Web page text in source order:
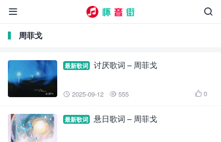


周菲戈
最新歌词 讨厌歌词 – 周菲戈
 2025-09-12  555  0
最新歌词 悬日歌词 – 周菲戈